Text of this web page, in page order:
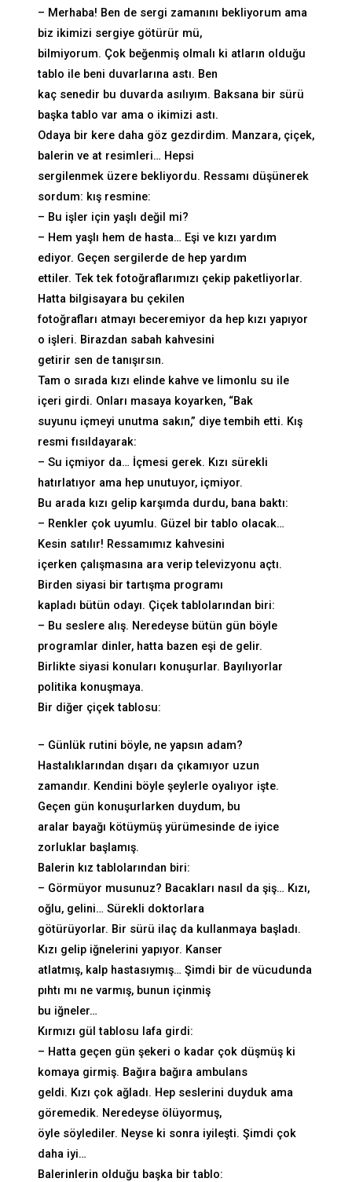
– Merhaba! Ben de sergi zamanını bekliyorum ama
biz ikimizi sergiye götürür mü,
bilmiyorum. Çok beğenmiş olmalı ki atların olduğu
tablo ile beni duvarlarına astı. Ben
kaç senedir bu duvarda asılıyım. Baksana bir sürü
başka tablo var ama o ikimizi astı.
Odaya bir kere daha göz gezdirdim. Manzara, çiçek,
balerin ve at resimleri… Hepsi
sergilenmek üzere bekliyordu. Ressamı düşünerek
sordum: kış resmine:
– Bu işler için yaşlı değil mi?
– Hem yaşlı hem de hasta… Eşi ve kızı yardım
ediyor. Geçen sergilerde de hep yardım
ettiler. Tek tek fotoğraflarımızı çekip paketliyorlar.
Hatta bilgisayara bu çekilen
fotoğrafları atmayı beceremiyor da hep kızı yapıyor
o işleri. Birazdan sabah kahvesini
getirir sen de tanışırsın.
Tam o sırada kızı elinde kahve ve limonlu su ile
içeri girdi. Onları masaya koyarken, “Bak
suyunu içmeyi unutma sakın,” diye tembih etti. Kış
resmi fısıldayarak:
– Su içmiyor da… İçmesi gerek. Kızı sürekli
hatırlatıyor ama hep unutuyor, içmiyor.
Bu arada kızı gelip karşımda durdu, bana baktı:
– Renkler çok uyumlu. Güzel bir tablo olacak…
Kesin satılır! Ressamımız kahvesini
içerken çalışmasına ara verip televizyonu açtı.
Birden siyasi bir tartışma programı
kapladı bütün odayı. Çiçek tablolarından biri:
– Bu seslere alış. Neredeyse bütün gün böyle
programlar dinler, hatta bazen eşi de gelir.
Birlikte siyasi konuları konuşurlar. Bayılıyorlar
politika konuşmaya.
Bir diğer çiçek tablosu:
– Günlük rutini böyle, ne yapsın adam?
Hastalıklarından dışarı da çıkamıyor uzun
zamandır. Kendini böyle şeylerle oyalıyor işte.
Geçen gün konuşurlarken duydum, bu
aralar bayağı kötüymüş yürümesinde de iyice
zorluklar başlamış.
Balerin kız tablolarından biri:
– Görmüyor musunuz? Bacakları nasıl da şiş… Kızı,
oğlu, gelini… Sürekli doktorlara
götürüyorlar. Bir sürü ilaç da kullanmaya başladı.
Kızı gelip iğnelerini yapıyor. Kanser
atlatmış, kalp hastasıymış… Şimdi bir de vücudunda
pıhtı mı ne varmış, bunun içinmiş
bu iğneler…
Kırmızı gül tablosu lafa girdi:
– Hatta geçen gün şekeri o kadar çok düşmüş ki
komaya girmiş. Bağıra bağıra ambulans
geldi. Kızı çok ağladı. Hep seslerini duyduk ama
göremedik. Neredeyse ölüyormuş,
öyle söylediler. Neyse ki sonra iyileşti. Şimdi çok
daha iyi…
Balerinlerin olduğu başka bir tablo: